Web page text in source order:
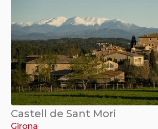
Castell de Sant Mori
Girona